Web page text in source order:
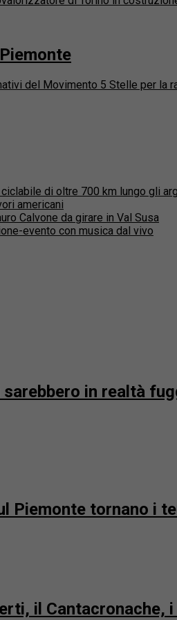
del Movimento 5 Stelle per la
di oltre 700 km lungo gli
americani
Calvone da girare in Val Susa
evento con musica dal vivo
in realtà
Piemonte tornano i
il Cantacronache,